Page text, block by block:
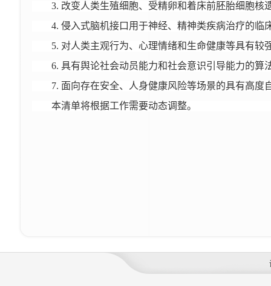
3. 改变人类生殖细胞、受精卵和着床前胚胎细胞核
4. 侵入式脑机接口用于神经、精神类疾病治疗的临
5. 对人类主观行为、心理情绪和生命健康等具有较
6. 具有舆论社会动员能力和社会意识引导能力的算
7. 面向存在安全、人身健康风险等场景的具有高度
本清单将根据工作需要动态调整。